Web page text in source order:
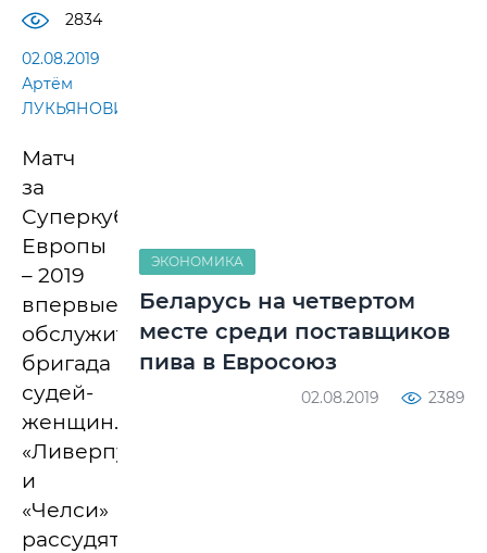
2834
02.08.2019
Артём
ЛУКЬЯНОВИЧ.
Матч
за
Суперкубок
Европы
– 2019
впервые
обслужит
бригада
судей-
женщин.
«Ливерпуль»
и
«Челси»
рассудят
ЭКОНОМИКА
Беларусь на четвертом
месте среди поставщиков
пива в Евросоюз
02.08.2019 2389